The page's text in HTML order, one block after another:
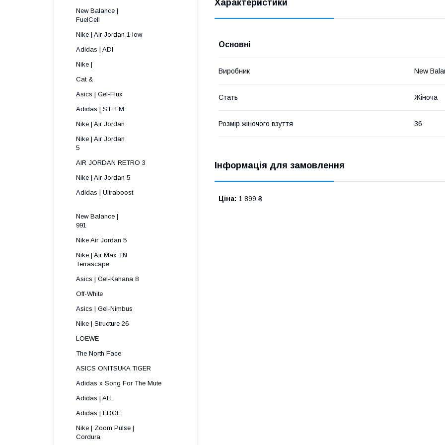
Характеристики
Основні
Виробник New
Стать Жіноча
Розмір жіночого взуття 36
Інформація для замовлення
Ціна: 1 899 ₴
New Balance |
FuelCell ​
Nike | Air Jordan 1 low
Adidas | ADI
Nike |
Cat &
Asics | Gel-Flux
Adidas | S.F.T.M.
Nike | Air Jordan
Nike | Air Jordan
5 ​
AIR JORDAN RETRO 3
Nike | Air Jordan 5
Adidas | Ultraboost
​
New Balance |
991 ​
Nike Air Jordan 5
Nike | Air Max TN
Terrascape ​
Asics | Gel-Kahana 8
Off-White
Asics | Gel-Nimbus
Nike | Structure 26
LOEWE
The North Face
ASICS ONITSUKA TIGER
Adidas x Song For The Mute
Adidas | ALL
Adidas | EDGE
Nike | Zoom Pulse |
Cordura ​